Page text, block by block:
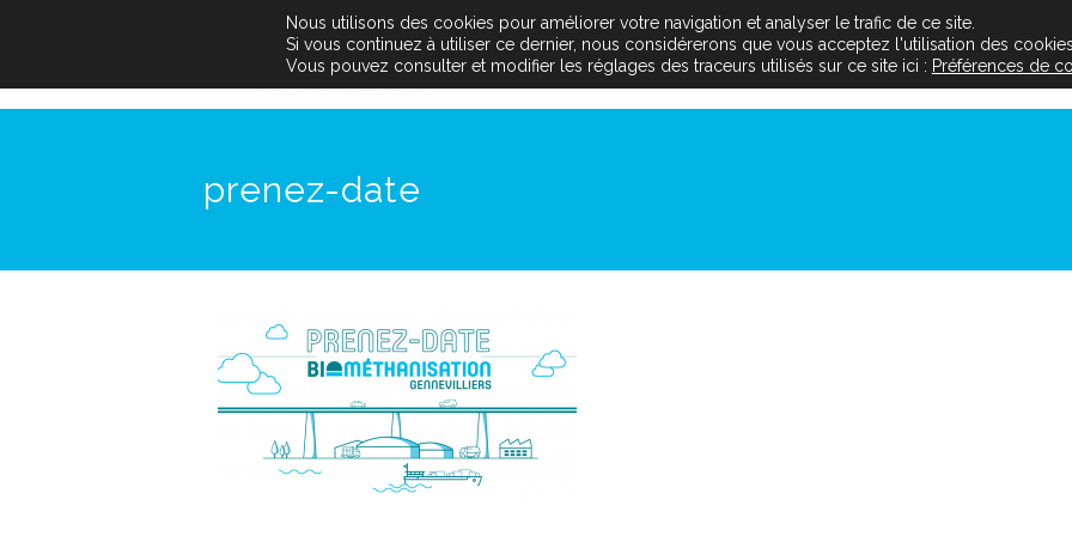
Le projet Les acteurs
prenez-date
Nous utilisons des cookies pour améliorer votre navigation et analyser le trafic de ce site.
Si vous continuez à utiliser ce dernier, nous considérerons que vous acceptez l'utilisation des cookies.
Vous pouvez consulter et modifier les réglages des traceurs utilisés sur ce site ici : Préférences de